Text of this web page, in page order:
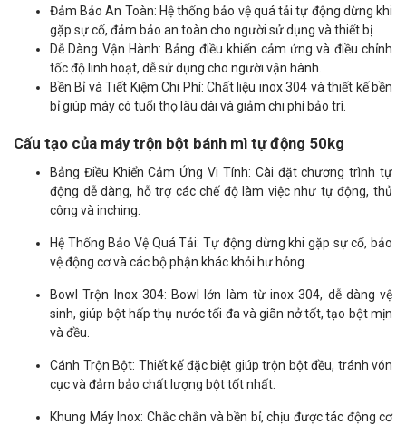
Đảm Bảo An Toàn: Hệ thống bảo vệ quá tải tự động dừng khi
gặp sự cố, đảm bảo an toàn cho người sử dụng và thiết bị.
Dễ Dàng Vận Hành: Bảng điều khiển cảm ứng và điều chỉnh
tốc độ linh hoạt, dễ sử dụng cho người vận hành.
Bền Bỉ và Tiết Kiệm Chi Phí: Chất liệu inox 304 và thiết kế bền
bỉ giúp máy có tuổi thọ lâu dài và giảm chi phí bảo trì.
Cấu tạo của máy trộn bột bánh mì tự động 50kg
Bảng Điều Khiển Cảm Ứng Vi Tính: Cài đặt chương trình tự
động dễ dàng, hỗ trợ các chế độ làm việc như tự động, thủ
công và inching.
Hệ Thống Bảo Vệ Quá Tải: Tự động dừng khi gặp sự cố, bảo
vệ động cơ và các bộ phận khác khỏi hư hỏng.
Bowl Trộn Inox 304: Bowl lớn làm từ inox 304, dễ dàng vệ
sinh, giúp bột hấp thụ nước tối đa và giãn nở tốt, tạo bột mịn
và đều.
Cánh Trộn Bột: Thiết kế đặc biệt giúp trộn bột đều, tránh vón
cục và đảm bảo chất lượng bột tốt nhất.
Khung Máy Inox: Chắc chắn và bền bỉ, chịu được tác động cơ